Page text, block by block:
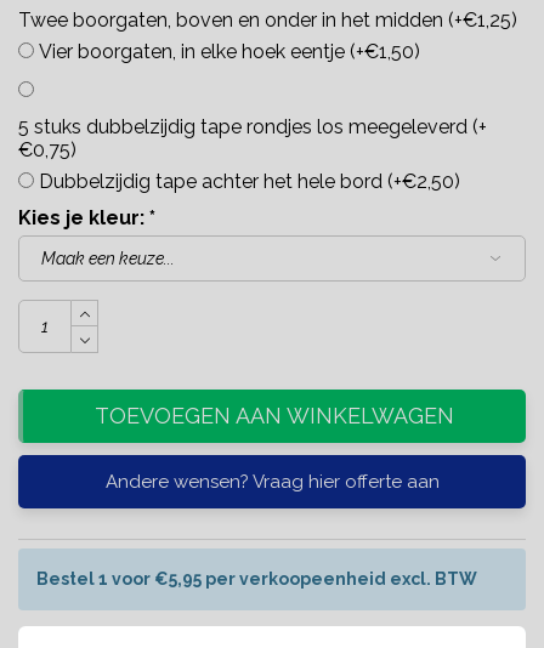
Twee boorgaten, boven en onder in het midden (+€1,25)
Vier boorgaten, in elke hoek eentje (+€1,50)
5 stuks dubbelzijdig tape rondjes los meegeleverd (+
€0,75)
Dubbelzijdig tape achter het hele bord (+€2,50)
Kies je kleur: *
TOEVOEGEN AAN WINKELWAGEN
Andere wensen? Vraag hier offerte aan
Bestel 1 voor €5,95 per verkoopeenheid excl. BTW